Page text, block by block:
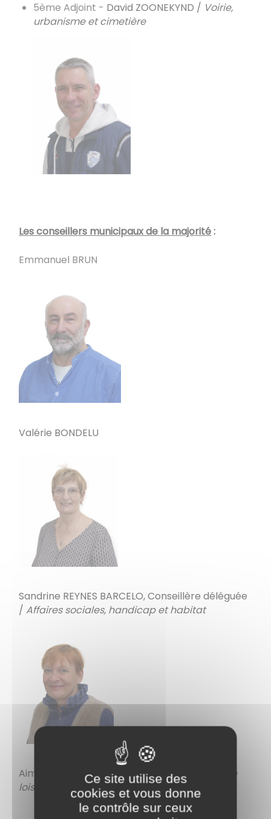
5ème Adjoint - David ZOONEKYND / Voirie,
urbanisme et cimetière
Les conseillers municipaux de la majorité:
Emmanuel BRUN
Valérie BONDELU
Sandrine REYNES BARCELO, Conseillère déléguée
/Affaires sociales, handicap et habitat
Aimé LABAUNE, Conseiller délégué/ Centre de
loisirs et écoles
Ce site utilise des
cookies et vous donne
le contrôle sur ceux